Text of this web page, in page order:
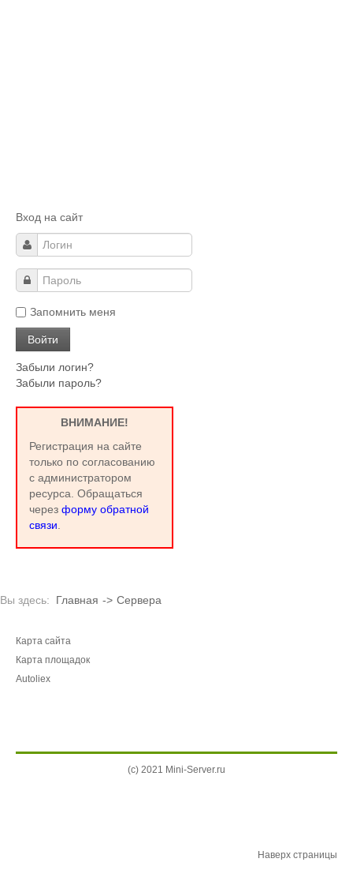
Вход на сайт
Запомнить меня
Забыли логин?
Забыли пароль?
ВНИМАНИЕ!
Регистрация на сайте
только по согласованию
с администратором
ресурса. Обращаться
через форму обратной
связи
Вы здесь: Главная -> Сервера
Карта сайта
Карта площадок
Autoliex
(c) 2021 Mini-Server.ru
Наверх страницы